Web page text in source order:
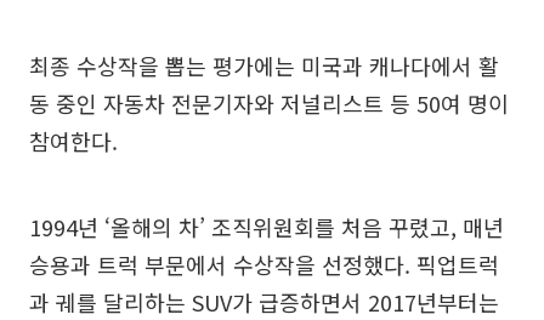
최종 수상작을 뽑는 평가에는 미국과 캐나다에서 활
동 중인 자동차 전문기자와 저널리스트 등 50여 명이
참여한다.
1994년 ‘올해의 차’ 조직위원회를 처음 꾸렸고, 매년
승용과 트럭 부문에서 수상작을 선정했다. 픽업트럭
과 궤를 달리하는 SUV가 급증하면서 2017년부터는